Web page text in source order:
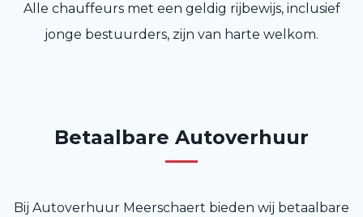
Alle chauffeurs met een geldig rijbewijs, inclusief
jonge bestuurders, zijn van harte welkom.
Betaalbare Autoverhuur
Bij Autoverhuur Meerschaert bieden wij betaalbare